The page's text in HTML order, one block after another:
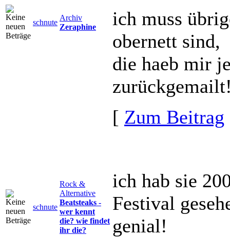
schnute
Archiv
Zeraphine
ich muss
obernett sind,
die haeb mir
[ Zum Beitrag
schnute
Rock &
Alternative
Beatsteaks -
wer kennt
die? wie findet
ihr die?
ich hab sie
Festival
genial!